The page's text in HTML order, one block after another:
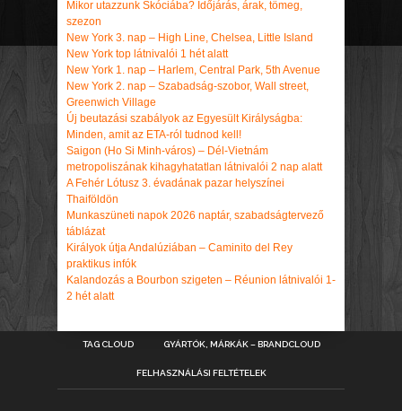
Mikor utazzunk Skóciába? Időjárás, árak, tömeg,
szezon
New York 3. nap – High Line, Chelsea, Little Island
New York top látnivalói 1 hét alatt
New York 1. nap – Harlem, Central Park, 5th Avenue
New York 2. nap – Szabadság-szobor, Wall street,
Greenwich Village
Új beutazási szabályok az Egyesült Királyságba:
Minden, amit az ETA-ról tudnod kell!
Saigon (Ho Si Minh-város) – Dél-Vietnám
metropoliszának kihagyhatatlan látnivalói 2 nap alatt
A Fehér Lótusz 3. évadának pazar helyszínei
Thaiföldön
Munkaszüneti napok 2026 naptár, szabadságtervező
táblázat
Királyok útja Andalúziában – Caminito del Rey
praktikus infók
Kalandozás a Bourbon szigeten – Réunion látnivalói 1-
2 hét alatt
TAG CLOUD GYÁRTÓK, MÁRKÁK – BRANDCLOUD
FELHASZNÁLÁSI FELTÉTELEK